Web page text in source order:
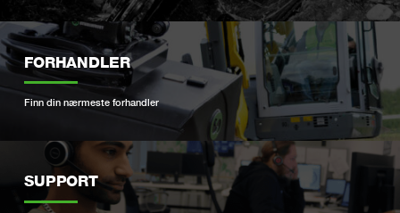
FORHANDLER
Finn din nærmeste forhandler
SUPPORT